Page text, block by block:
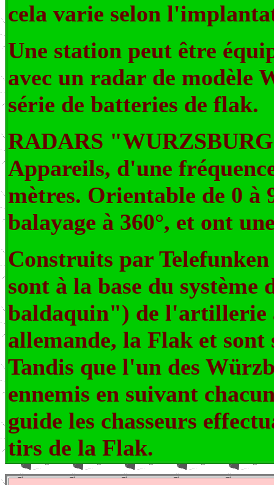
cela varie selon
Une station peut être
avec un radar de modèle
série de batteries de flak.
RADARS
Appareils, d'une
mètres. Orientable de 0 à
balayage à 360°, et ont
Construits par
sont à la base du système
baldaquin") de l'artillerie
allemande, la Flak et sont
Tandis que l'un des
ennemis en suivant
guide les chasseurs
tirs de la Flak.